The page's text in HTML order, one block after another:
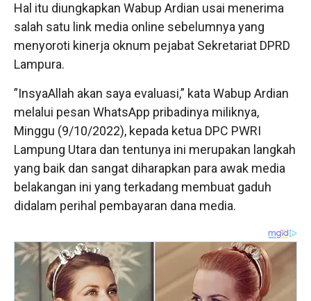
Hal itu diungkapkan Wabup Ardian usai menerima
salah satu link media online sebelumnya yang
menyoroti kinerja oknum pejabat Sekretariat DPRD
Lampura.
”InsyaAllah akan saya evaluasi,” kata Wabup Ardian
melalui pesan WhatsApp pribadinya miliknya,
Minggu (9/10/2022), kepada ketua DPC PWRI
Lampung Utara dan tentunya ini merupakan langkah
yang baik dan sangat diharapkan para awak media
belakangan ini yang terkadang membuat gaduh
didalam perihal pembayaran dana media.